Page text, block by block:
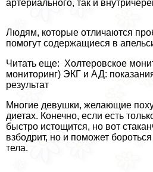
артериального, так и
Людям, которые отличаются
помогут содержащиеся в
Читать еще: Холтеровское
мониторинг) ЭКГ и АД:
результат
Многие дeвyшки, желающие
диетах. Конечно, если есть
быстро истощится, но вот
взбодрит, но и поможет
тела.